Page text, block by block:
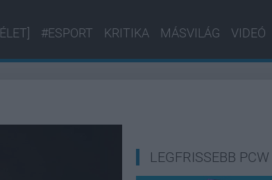
[ÉLET] #ESPORT KRITIKA MÁSVILÁG VIDEÓ
LEGFRISSEBB PCW